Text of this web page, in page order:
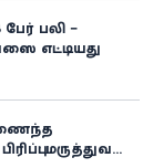
பலி –
எட்டியது
மருத்துவ